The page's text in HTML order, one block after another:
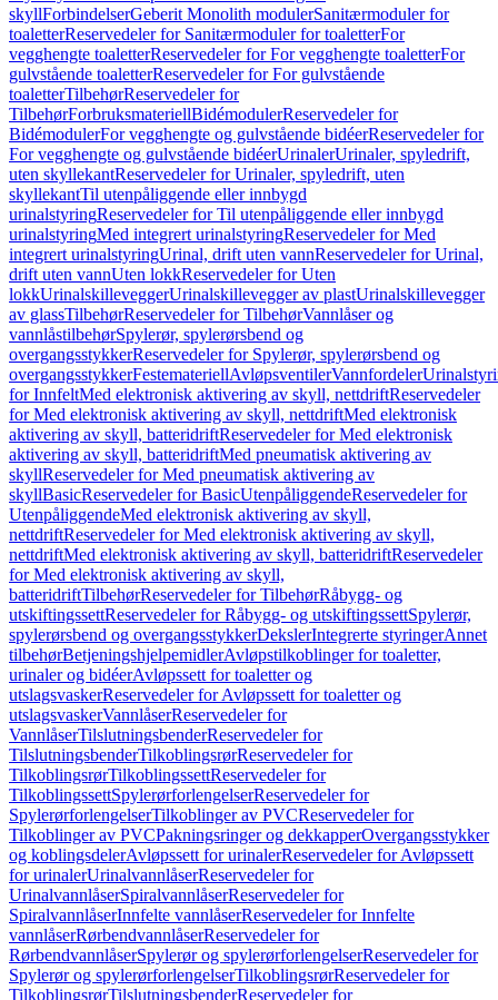
skyllForbindelserGeberit Monolith modulerSanitærmoduler for
toaletterReservedeler for Sanitærmoduler for toaletterFor
vegghengte toaletterReservedeler for For vegghengte toaletterFor
gulvstående toaletterReservedeler for For gulvstående
toaletterTilbehørReservedeler for
TilbehørForbruksmateriellBidémodulerReservedeler for
BidémodulerFor vegghengte og gulvstående bidéerReservedeler for
For vegghengte og gulvstående bidéerUrinalerUrinaler, spyledrift,
uten skyllekantReservedeler for Urinaler, spyledrift, uten
skyllekantTil utenpåliggende eller innbygd
urinalstyringReservedeler for Til utenpåliggende eller innbygd
urinalstyringMed integrert urinalstyringReservedeler for Med
integrert urinalstyringUrinal, drift uten vannReservedeler for Urinal,
drift uten vannUten lokkReservedeler for Uten
lokkUrinalskilleveggerUrinalskillevegger av plastUrinalskillevegger
av glassTilbehørReservedeler for TilbehørVannlåser og
vannlåstilbehørSpylerør, spylerørsbend og
overgangsstykkerReservedeler for Spylerør, spylerørsbend og
overgangsstykkerFestemateriellAvløpsventilerVannfordeler
for InnfeltMed elektronisk aktivering av skyll, nettdriftReservedeler
for Med elektronisk aktivering av skyll, nettdriftMed elektronisk
aktivering av skyll, batteridriftReservedeler for Med elektronisk
aktivering av skyll, batteridriftMed pneumatisk aktivering av
skyllReservedeler for Med pneumatisk aktivering av
skyllBasicReservedeler for BasicUtenpåliggendeReservedeler for
UtenpåliggendeMed elektronisk aktivering av skyll,
nettdriftReservedeler for Med elektronisk aktivering av skyll,
nettdriftMed elektronisk aktivering av skyll, batteridriftReservedeler
for Med elektronisk aktivering av skyll,
batteridriftTilbehørReservedeler for TilbehørRåbygg- og
utskiftingssettReservedeler for Råbygg- og utskiftingssettSpylerør,
spylerørsbend og overgangsstykkerDekslerIntegrerte styringerAnnet
tilbehørBetjeningshjelpemidlerAvløpstilkoblinger for toaletter,
urinaler og bidéerAvløpssett for toaletter og
utslagsvaskerReservedeler for Avløpssett for toaletter og
utslagsvaskerVannlåserReservedeler for
VannlåserTilslutningsbenderReservedeler for
TilslutningsbenderTilkoblingsrørReservedeler for
TilkoblingsrørTilkoblingssettReservedeler for
TilkoblingssettSpylerørforlengelserReservedeler for
SpylerørforlengelserTilkoblinger av PVCReservedeler for
Tilkoblinger av PVCPakningsringer og dekkapperOvergangsstykker
og koblingsdelerAvløpssett for urinalerReservedeler for Avløpssett
for urinalerUrinalvannlåserReservedeler for
UrinalvannlåserSpiralvannlåserReservedeler for
SpiralvannlåserInnfelte vannlåserReservedeler for Innfelte
vannlåserRørbendvannlåserReservedeler for
RørbendvannlåserSpylerør og spylerørforlengelserReservedeler for
Spylerør og spylerørforlengelserTilkoblingsrørReservedeler for
TilkoblingsrørTilslutningsbenderReservedeler for